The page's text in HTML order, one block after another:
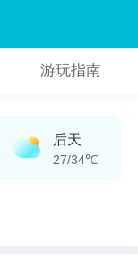
游玩指南
后天
27/34℃